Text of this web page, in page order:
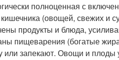
полноценная с
(овощей, свежих и
продукты и блюда,
пищеварения (богатые
или запекают. Овощи и